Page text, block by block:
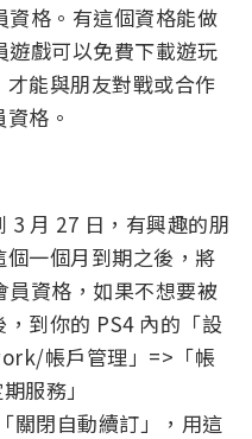
資格。有這個資格能做
遊戲可以免費下載遊玩
能與朋友對戰或合作
格。
3 月 27 日，有興趣的朋
一個月到期之後，將
員資格，如果不想要被
到你的 PS4 內的「設
帳戶管理」=>「帳
服務」
閉自動續訂」，用這